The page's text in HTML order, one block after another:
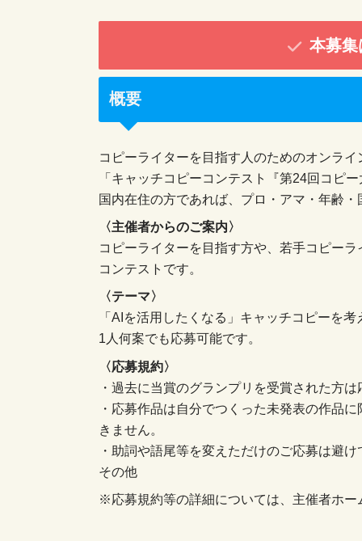
本募
概要
コピーライターを目指す人のためのオンラ
「キャッチコピーコンテスト『第24回コピ
国内在住の方であれば、プロ・アマ・年齢
〈主催者からのご案内〉
コピーライターを目指す方や、若手コピー
コンテストです。
〈テーマ〉
「AIを活用したくなる」キャッチコピーを
1人何案でも応募可能です。
〈応募規約〉
・過去に当賞のグランプリを受賞された方
・応募作品は自分でつくった未発表の作品
きません。
・助詞や語尾等を変えただけのご応募は避
その他
※応募規約等の詳細については、主催者ホ